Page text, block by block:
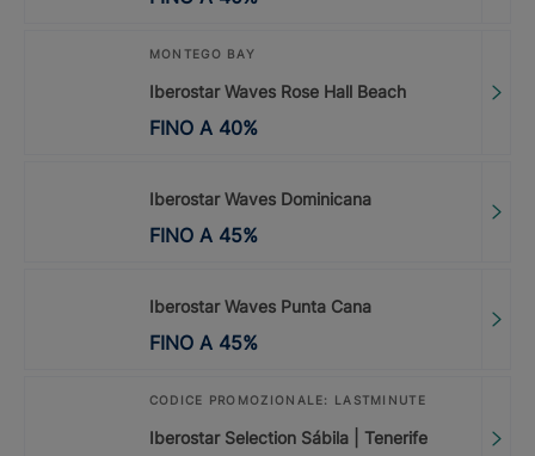
MONTEGO BAY
Iberostar Waves Rose Hall Beach
FINO A 40%
Iberostar Waves Dominicana
FINO A 45%
Iberostar Waves Punta Cana
FINO A 45%
CODICE PROMOZIONALE: LASTMINUTE
Iberostar Selection Sábila | Tenerife